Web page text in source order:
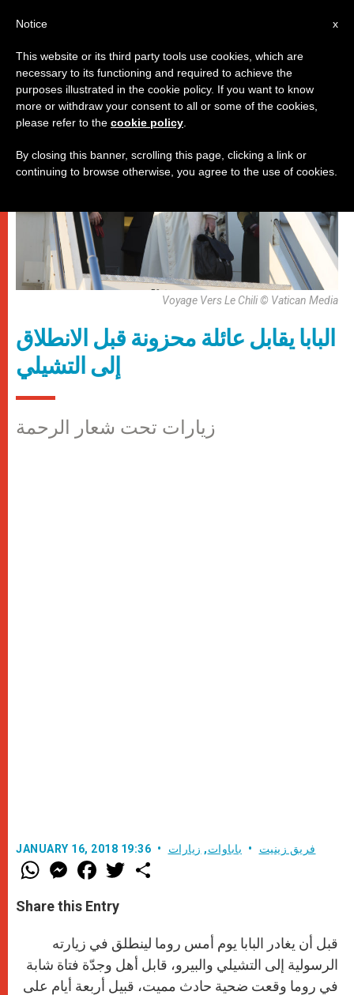
باباوات,زيارات
Voyage Vers Le Chili © Vatican Media
البابا يقابل عائلة محزونة قبل الانطلاق
إلى التشيلي
زيارات تحت شعار الرحمة
JANUARY 16, 2018 19:36 فريق زينيت باباوات, زيارات
W
h
t
s
M
e
s
e
g
e
r
F
a
e
b
o
k
w
r
Share this Entry
قبل أن يغادر البابا يوم أمس روما لينطلق في زيارته
الرسولية إلى التشيلي والبيرو، قابل أهل وجدّة فتاة شابة
في روما وقعت ضحية حادث مميت، قبيل أربعة أيام على
x
Notice
This website or its third party tools use cookies, which are
necessary to its functioning and required to achieve the
purposes illustrated in the cookie policy. If you want to know
more or withdraw your consent to all or some of the cookies,
please refer to the cookie policy
By closing this banner, scrolling this page, clicking a link or
continuing to browse otherwise, you agree to the use of cookies.